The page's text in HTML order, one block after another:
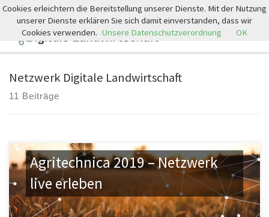
Zum Inhalt springen
Search
Netzwerk Digitale Landwirtschaft
11 Beiträge
Agritechnica 2019 – Netzwerk
live erleben
Cookies erleichtern die Bereitstellung unserer Dienste. Mit der Nutzung
unserer Dienste erklären Sie sich damit einverstanden, dass wir
Cookies verwenden. Unsere Datenschutzverordnung OK